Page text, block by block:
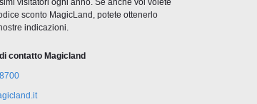
visitatori ogni anno. Se anche voi volete
sconto MagicLand, potete ottenerlo
indicazioni.
contatto Magicland